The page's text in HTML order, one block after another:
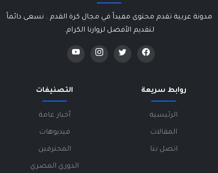
مدونة عربية تقدم محتوى مفيداً في مجال كرة القدم . نسعى دائماً
لتقديم الأفضل لزوارنا الكرام.
روابط سريعة
الرئيسية
المقالات
اتصل بنا
التصنيفات
أخبار عامة
فيديوهات
المحترفين
الدوري المصري